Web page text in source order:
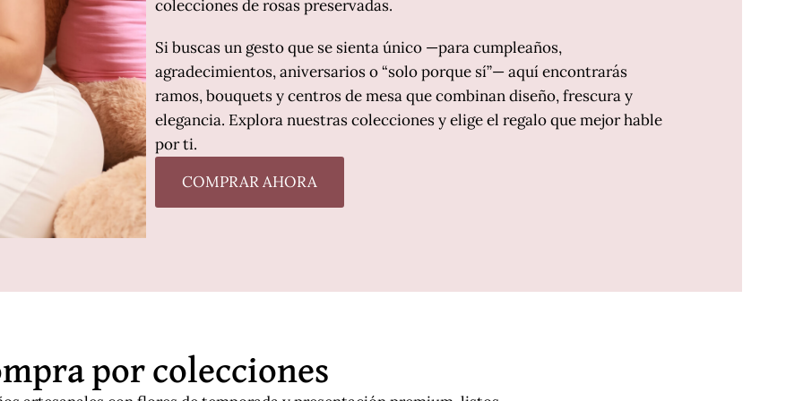
colecciones de rosas preservadas.
Si buscas un gesto que se sienta único —para cumpleaños,
agradecimientos, aniversarios o “solo porque sí”— aquí encontrarás
ramos, bouquets y centros de mesa que combinan diseño, frescura y
elegancia. Explora nuestras colecciones y elige el regalo que mejor hable
por ti.
COMPRAR AHORA
por colecciones